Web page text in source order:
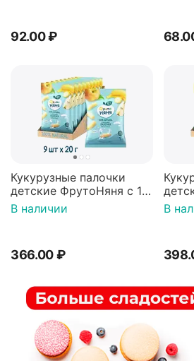
92.00₽
Кукурузные палочки
детские ФрутоНяня с 1
года, с яблоком и
бананом, 20 г х 9 шт
В наличии
366.00₽
В